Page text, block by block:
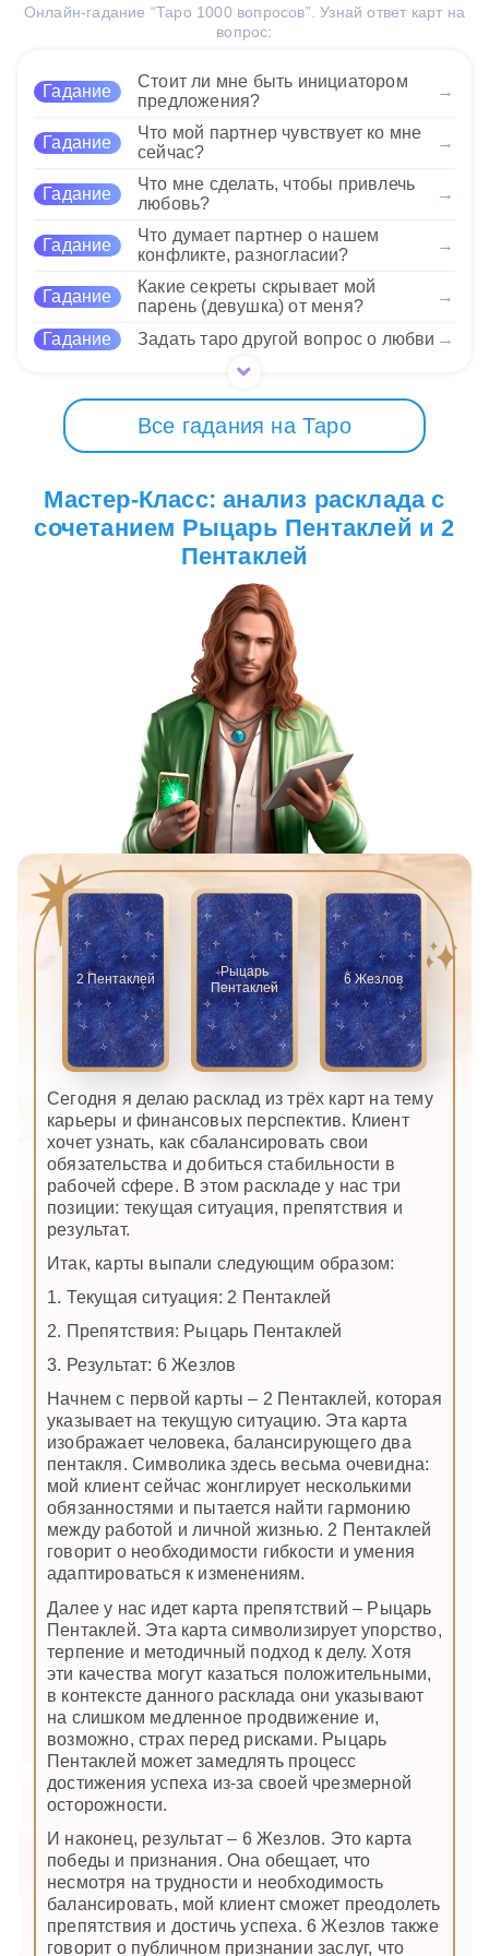
результат зависит от вашей способности
адаптироваться и действовать.
11 Нравится
стремлений. Это сочетание
намекает на успех в случае,
сохранять баланс между различными аспектами
вашей жизни. Вы сможете найти решения и
справиться с трудностями, но потребует это
времени и усилий.
11 Нравится
предлагает рассмотреть
разные варианты действий в
подчеркивают важность
тщательного планирования и
анализа ваших ресурсов.
Будьте внимательны к деталям и не бойтесь
желаемых результатов. Ситуации могут
варьироваться от карьерных вызовов до личных
отношений, где важно уметь балансировать свои
интересы с потребностями окружающих.
11 Нравится
Онлайн-гадание “Таро 1000 вопросов”. Узнай ответ карт на
вопрос:
Гадание
Стоит ли мне быть инициатором
предложения?
→
Гадание
Что мой партнер чувствует ко мне
сейчас?
→
Гадание
Что мне сделать, чтобы привлечь
любовь?
→
Гадание
Что думает партнер о нашем
конфликте, разногласии?
→
Гадание
Какие секреты скрывает мой
парень (девушка) от меня?
→
Гадание Задать таро другой вопрос о любви →
Все гадания на Таро
Мастер-Класс: анализ расклада с
сочетанием Рыцарь Пентаклей и 2
Пентаклей
2 Пентаклей
Рыцарь
Пентаклей
6 Жезлов
Сегодня я делаю расклад из трёх карт на тему
карьеры и финансовых перспектив. Клиент
хочет узнать, как сбалансировать свои
обязательства и добиться стабильности в
рабочей сфере. В этом раскладе у нас три
позиции: текущая ситуация, препятствия и
результат.
Итак, карты выпали следующим образом:
1. Текущая ситуация: 2 Пентаклей
2. Препятствия: Рыцарь Пентаклей
3. Результат: 6 Жезлов
Начнем с первой карты – 2 Пентаклей, которая
указывает на текущую ситуацию. Эта карта
изображает человека, балансирующего два
пентакля. Символика здесь весьма очевидна:
мой клиент сейчас жонглирует несколькими
обязанностями и пытается найти гармонию
между работой и личной жизнью. 2 Пентаклей
говорит о необходимости гибкости и умения
адаптироваться к изменениям.
Далее у нас идет карта препятствий – Рыцарь
Пентаклей. Эта карта символизирует упорство,
терпение и методичный подход к делу. Хотя
эти качества могут казаться положительными,
в контексте данного расклада они указывают
на слишком медленное продвижение и,
возможно, страх перед рисками. Рыцарь
Пентаклей может замедлять процесс
достижения успеха из-за своей чрезмерной
осторожности.
И наконец, результат – 6 Жезлов. Это карта
победы и признания. Она обещает, что
несмотря на трудности и необходимость
балансировать, мой клиент сможет преодолеть
препятствия и достичь успеха. 6 Жезлов также
говорит о публичном признании заслуг, что